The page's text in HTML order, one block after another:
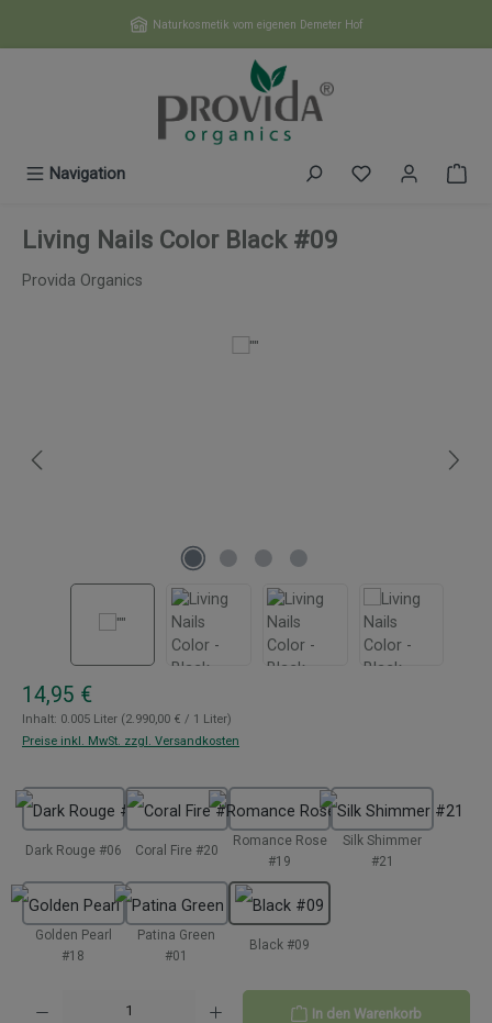
Zum Hauptinhalt springenNaturkosmetik vom eigenen Demeter Hof
Navigation Du hast 0
Living Nails Color Black #09
Provida Organics
Regulärer Preis:
14,95 €
Inhalt: 0.005 Liter (2.990,00 € / 1 Liter)
Preise inkl. MwSt. zzgl. Versandkosten
auswählen
Dark Rouge #06 Coral Fire #20
Romance Rose
#19
Silk Shimmer
#21
Golden Pearl
#18
Patina Green
#01
Black #09
Produkt Anzahl: Gib den gewünschten Wert ein oder benutze die Schaltflächen
In den Warenkorb